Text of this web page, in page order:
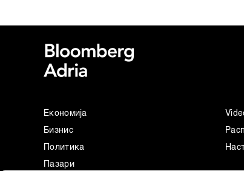
Економија
Бизнис
Политика
Пазари